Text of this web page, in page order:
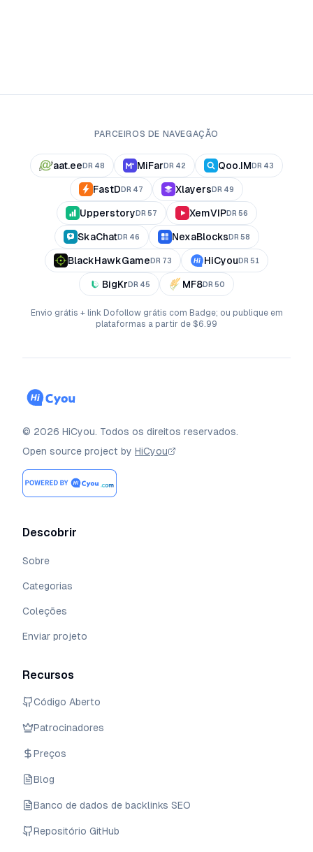
PARCEIROS DE NAVEGAÇÃO
aat.ee DR 48 MiFar DR 42 Qoo.IM DR 43
FastD DR 47 Xlayers DR 49
Upperstory DR 57 XemVIPDR 56
SkaChatDR 46 NexaBlocks DR 58
BlackHawkGame DR 73 HiCyou DR 51
BigKr DR 45 MF8DR 50
Envio grátis + link Dofollow grátis com Badge; ou publique em
plataformas a partir de $6.99
© 2026 HiCyou. Todos os direitos reservados.
Open source project by HiCyou
Descobrir
Sobre
Categorias
Coleções
Enviar projeto
Recursos
Código Aberto
Patrocinadores
Preços
Blog
Banco de dados de backlinks SEO
Repositório GitHub